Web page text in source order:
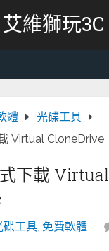
艾維獅玩3C
體
光碟工具
Virtual CloneDrive
下載 Virtual
碟工具, 免費軟體